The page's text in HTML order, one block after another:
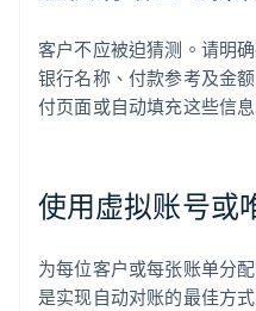
客户不应被迫猜测。请明
银行名称、付款参考及金
付页面或自动填充这些信息
使用虚拟账号或
为每位客户或每张账单分
是实现自动对账的最佳方